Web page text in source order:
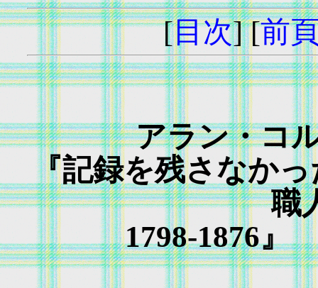
[目次] [前
アラン・コ
『記録を残さなか
職
1798-1876』